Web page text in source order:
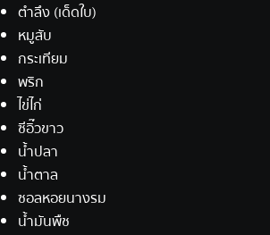
ตำลึง (เด็ดใบ)
หมูสับ
กระเทียม
พริก
ไข่ไก่
ซีอิ๊วขาว
น้ำปลา
น้ำตาล
ซอลหอยนางรม
น้ำมันพืช